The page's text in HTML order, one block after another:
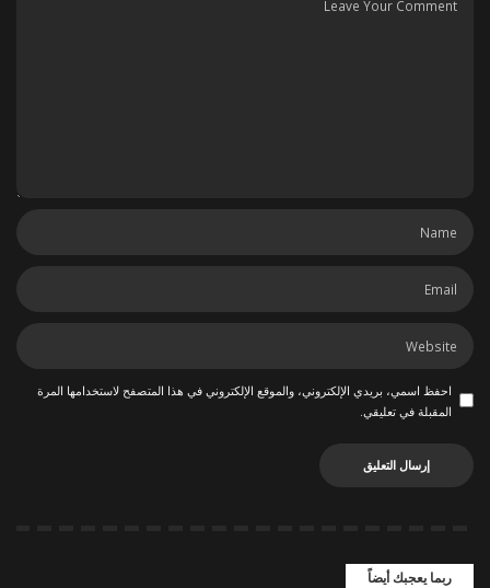
احفظ اسمي، بريدي الإلكتروني، والموقع الإلكتروني في هذا المتصفح لاستخدامها المرة
المقبلة في تعليقي.
ربما يعجبك أيضاً